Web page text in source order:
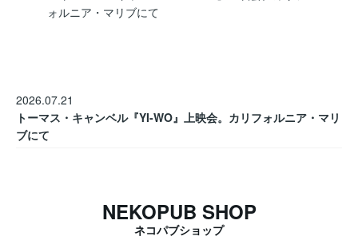
2026.07.21
トーマス・キャンベル『YI-WO』上映会。カリフォルニア・マリ
ブにて
NEKOPUB SHOP
ネコパブショップ